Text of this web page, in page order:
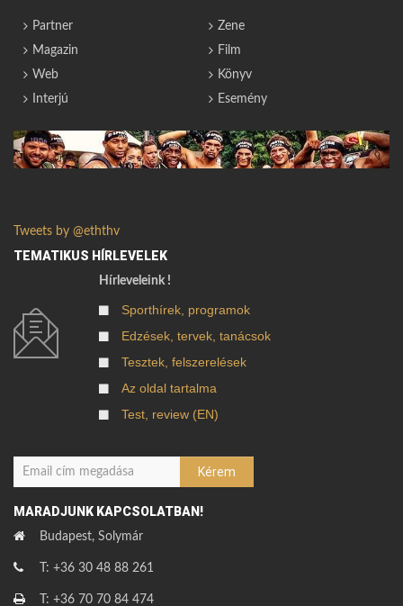
Partner
Magazin
Web
Interjú
Zene
Film
Könyv
Esemény
Tweets by @eththv
TEMATIKUS HÍRLEVELEK
Hírleveleink !
Sporthírek, programok
Edzések, tervek, tanácsok
Tesztek, felszerelések
Az oldal tartalma
Test, review (EN)
MARADJUNK KAPCSOLATBAN!
Budapest, Solymár
T: +36 30 48 88 261
T: +36 70 70 84 474